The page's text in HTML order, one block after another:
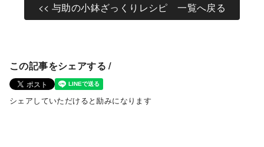
<< 与助の小鉢ざっくりレシピ 一覧へ戻る
この記事をシェアする /
シェアしていただけると励みになります